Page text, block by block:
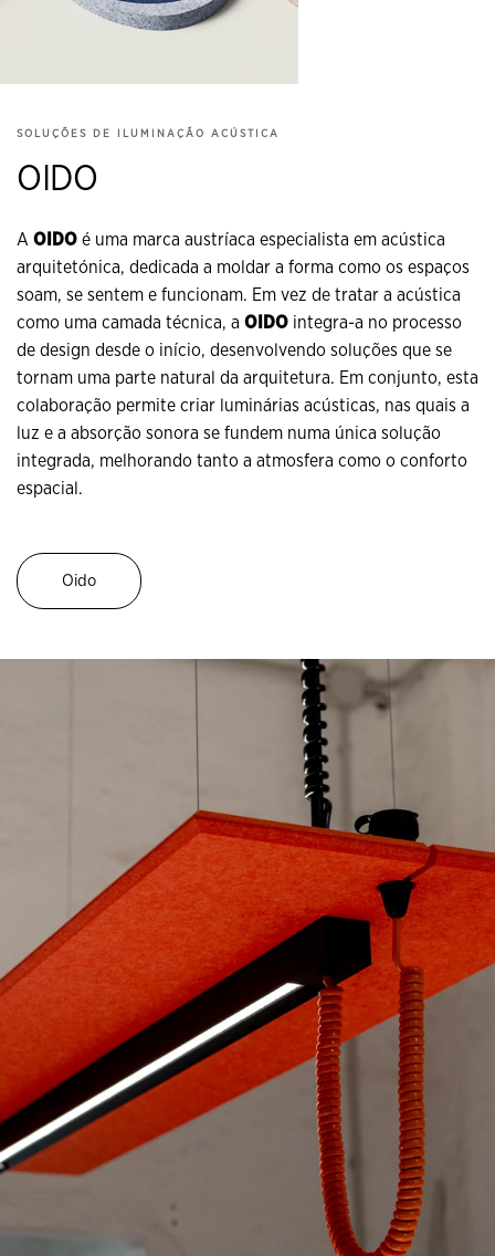
SOLUÇÕES DE ILUMINAÇÃO ACÚSTICA
OIDO
A OIDO é uma marca austríaca especialista em acústica
arquitetónica, dedicada a moldar a forma como os espaços
soam, se sentem e funcionam. Em vez de tratar a acústica
como uma camada técnica, a OIDO integra-a no processo
de design desde o início, desenvolvendo soluções que se
tornam uma parte natural da arquitetura. Em conjunto, esta
colaboração permite criar luminárias acústicas, nas quais a
luz e a absorção sonora se fundem numa única solução
integrada, melhorando tanto a atmosfera como o conforto
espacial.
Oido